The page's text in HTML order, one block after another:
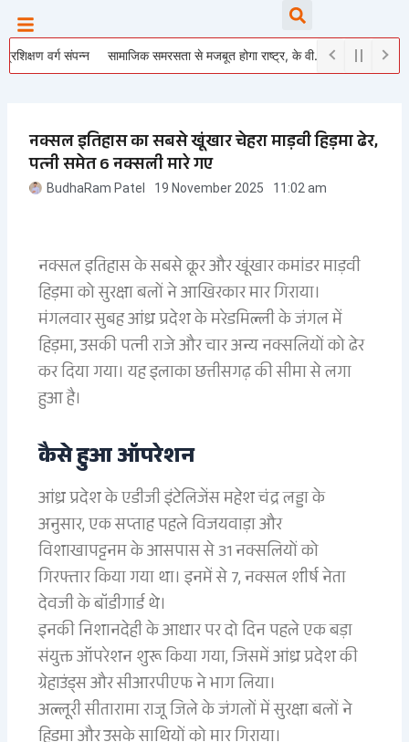
contentवर्ग संपन्न सामाजिक समरसता से मजबूत होगा राष्ट्र, के वी. भागैय्या जी ने युवाओं को
नक्सल इतिहास का सबसे खूंखार चेहरा माड़वी हिड़मा ढेर,
पत्नी समेत 6 नक्सली मारे गए
BudhaRam Patel 19 November 2025 11:02 am
नक्सल इतिहास के सबसे क्रूर और खूंखार कमांडर माड़वी
हिड़मा को सुरक्षा बलों ने आखिरकार मार गिराया।
मंगलवार सुबह आंध्र प्रदेश के मरेडमिल्ली के जंगल में
हिड़मा, उसकी पत्नी राजे और चार अन्य नक्सलियों को ढेर
कर दिया गया। यह इलाका छत्तीसगढ़ की सीमा से लगा
हुआ है।
कैसे हुआ ऑपरेशन
आंध्र प्रदेश के एडीजी इंटेलिजेंस महेश चंद्र लड्डा के
अनुसार, एक सप्ताह पहले विजयवाड़ा और
विशाखापट्टनम के आसपास से 31 नक्सलियों को
गिरफ्तार किया गया था। इनमें से 7, नक्सल शीर्ष नेता
देवजी के बॉडीगार्ड थे।
इनकी निशानदेही के आधार पर दो दिन पहले एक बड़ा
संयुक्त ऑपरेशन शुरू किया गया, जिसमें आंध्र प्रदेश की
ग्रेहाउंड्स और सीआरपीएफ ने भाग लिया।
अल्लूरी सीतारामा राजू जिले के जंगलों में सुरक्षा बलों ने